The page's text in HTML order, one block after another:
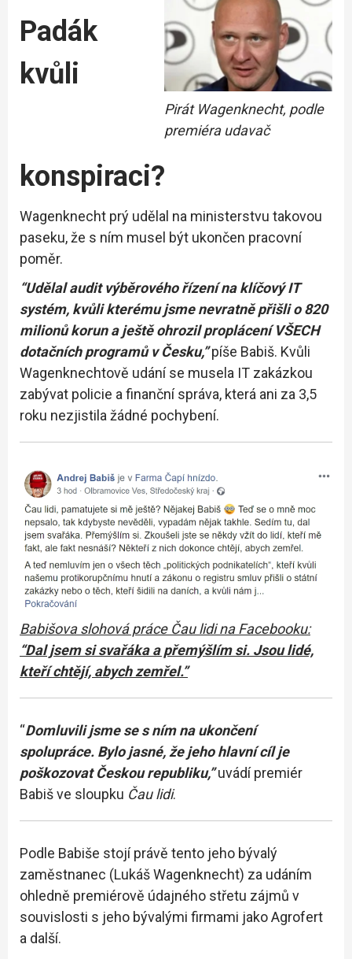
Pirát Wagenknecht, podle
premiéra udavač
Padák
kvůli
konspiraci?
Wagenknecht prý udělal na ministerstvu takovou
paseku, že s ním musel být ukončen pracovní
poměr.
“Udělal audit výběrového řízení na klíčový IT
systém, kvůli kterému jsme nevratně přišli o 820
milionů korun a ještě ohrozil proplácení VŠECH
dotačních programů v Česku,”píše Babiš. Kvůli
Wagenknechtově udání se musela IT zakázkou
zabývat policie a finanční správa, která ani za 3,5
roku nezjistila žádné pochybení.
Babišova slohová práce Čau lidi na Facebooku:
“Dal jsem si svařáka a přemýšlím si. Jsou lidé,
kteří chtějí, abych zemřel.”
“Domluvili jsme se s ním na ukončení
spolupráce. Bylo jasné, že jeho hlavní cíl je
poškozovat Českou republiku,”uvádí premiér
Babiš ve sloupku Čau lidi.
Podle Babiše stojí právě tento jeho bývalý
zaměstnanec (Lukáš Wagenknecht) za udáním
ohledně premiérově údajného střetu zájmů v
souvislosti s jeho bývalými firmami jako Agrofert
a další.